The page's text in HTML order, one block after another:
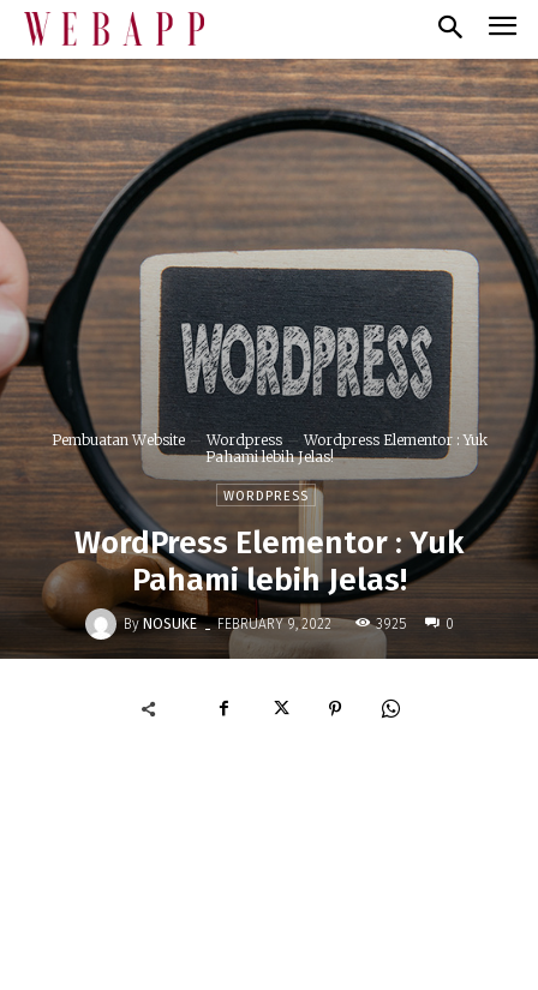
Pembuatan Website Wordpress
Wordpress Elementor : Yuk
Pahami lebih Jelas!
WORDPRESS
WordPress Elementor : Yuk
Pahami lebih Jelas!
By NOSUKE - FEBRUARY 9, 2022 3925 0